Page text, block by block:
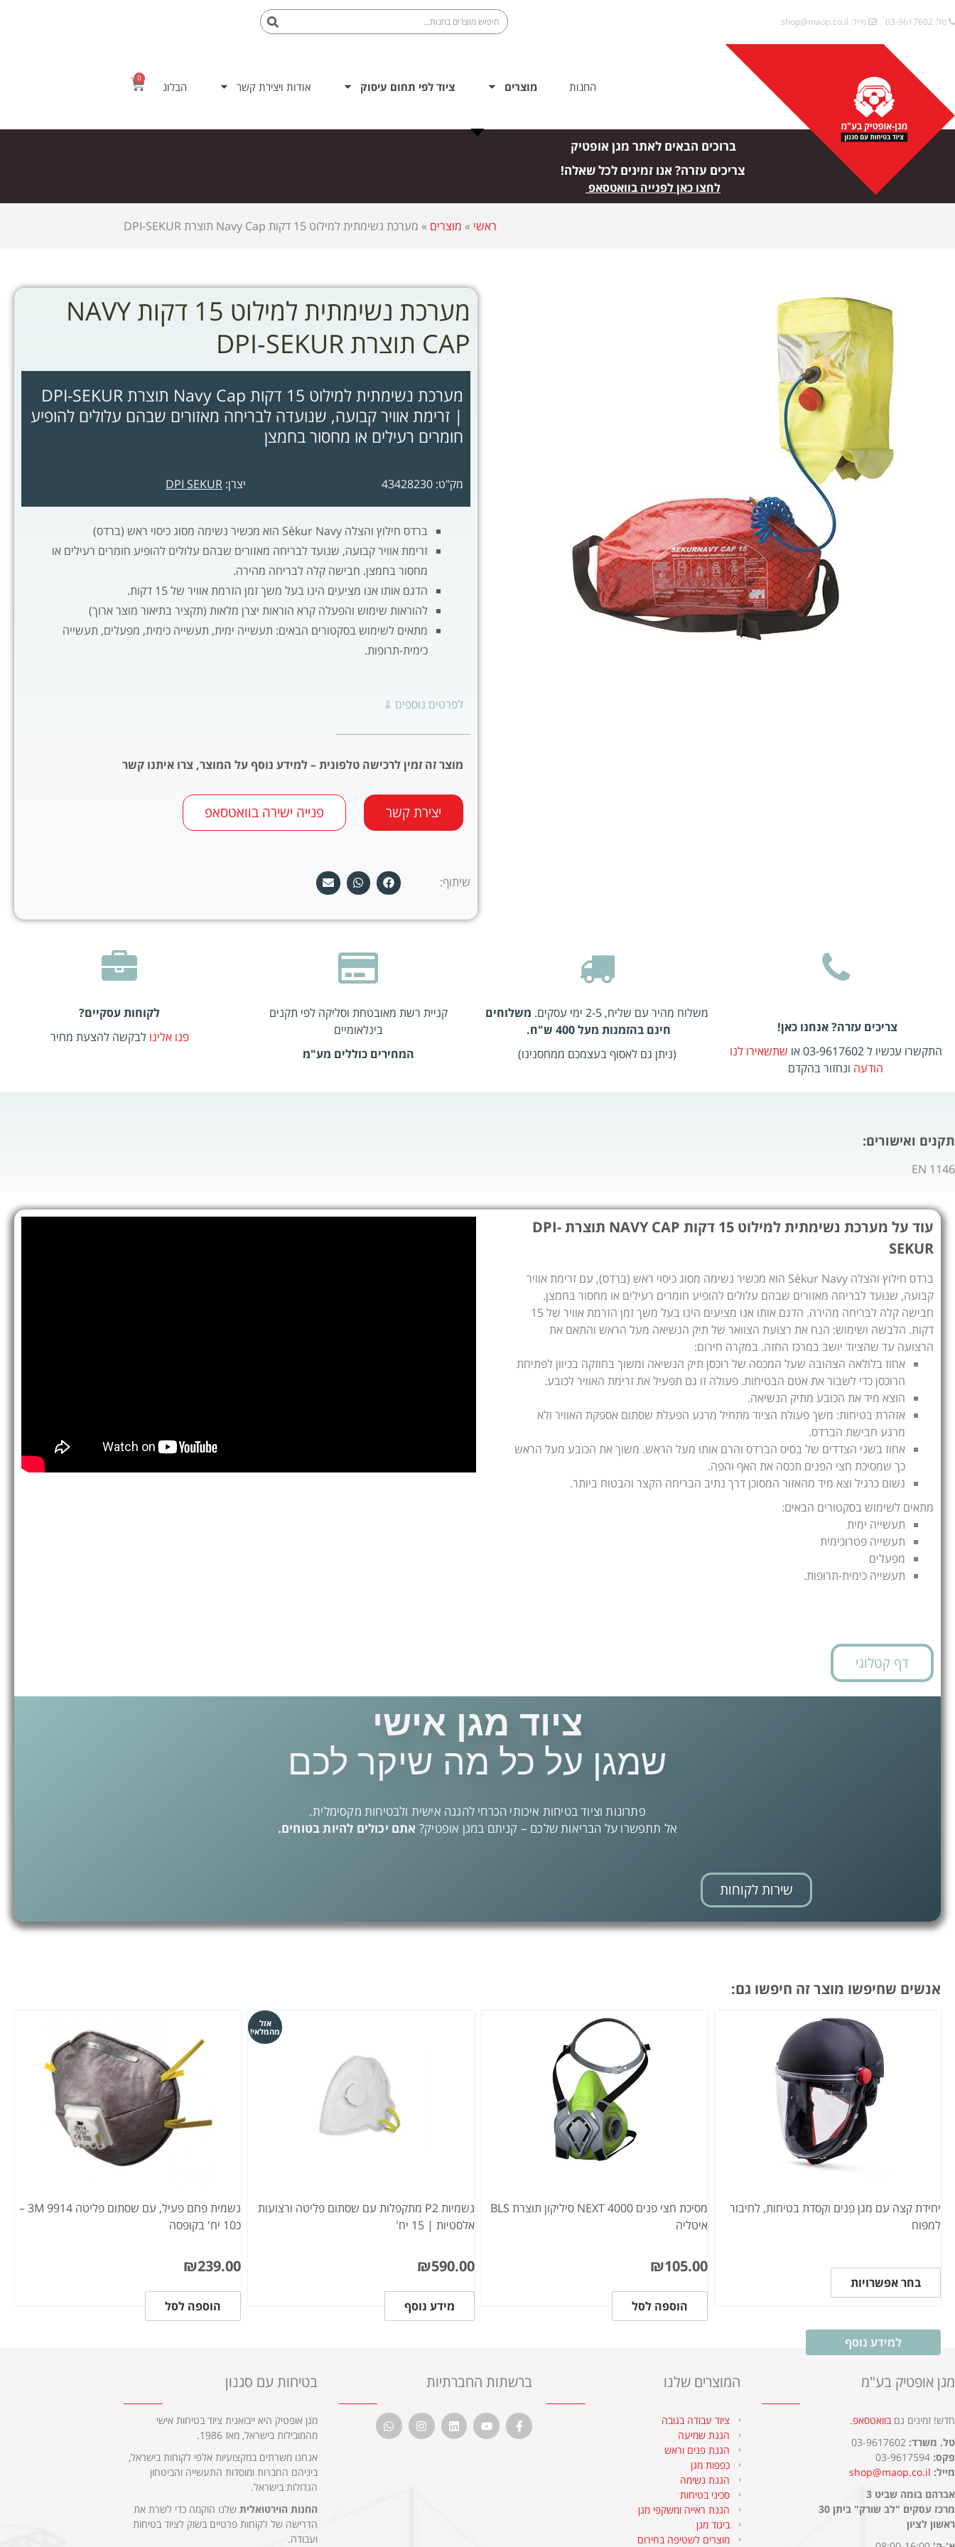
טל: 03-9617602 מייל: shop@maop.co.il
החנות מוצרים ציוד לפי תחום עיסוק אודות ויצירת קשר הבלוג
0
ברוכים הבאים לאתר מגן אופטיק
צריכים עזרה? אנו זמינים לכל שאלה!
לחצו כאן לפנייה בוואטסאפ
ראשי » מוצרים » מערכת נשימתית למילוט 15 דקות Navy Cap תוצרת DPI-SEKUR
מערכת נשימתית למילוט 15 דקות NAVY
CAP תוצרת DPI-SEKUR
מערכת נשימתית למילוט 15 דקות Navy Cap תוצרת DPI-SEKUR
| זרימת אוויר קבועה, שנועדה לבריחה מאזורים שבהם עלולים להופיע
חומרים רעילים או מחסור בחמצן
מק"ט: 43428230 יצרן: DPI SEKUR
ברדס חילוץ והצלה Sèkur Navy הוא מכשיר נשימה מסוג כיסוי ראש (ברדס)
זרימת אוויר קבועה, שנועד לבריחה מאזורים שבהם עלולים להופיע חומרים רעילים או
מחסור בחמצן. חבישה קלה לבריחה מהירה.
הדגם אותו אנו מציעים הינו בעל משך זמן הזרמת אוויר של 15 דקות.
להוראות שימוש והפעלה קרא הוראות יצרן מלאות (תקציר בתיאור מוצר ארוך)
מתאים לשימוש בסקטורים הבאים: תעשייה ימית, תעשייה כימית, מפעלים, תעשייה
כימית-תרופות.
לפרטים נוספים ⇓
מוצר זה זמין לרכישה טלפונית – למידע נוסף על המוצר, צרו איתנו קשר
יצירת קשר פנייה ישירה בוואטסאפ
שיתוף:
צריכים עזרה? אנחנו כאן!
התקשרו עכשיו ל 03-9617602 או
שתשאירו לנו
הודעה ונחזור בהקדם
משלוח מהיר עם שליח, 2-5 ימי עסקים.
משלוחים
חינם בהזמנות מעל 400 ש"ח.
(ניתן גם לאסוף בעצמכם ממחסנינו)
קניית רשת מאובטחת וסליקה לפי תקנים
בינלאומיים
המחירים כוללים מע"מ
לקוחות עסקיים?
פנו אלינו לבקשה להצעת מחיר
תקנים ואישורים:
EN 1146
עוד על מערכת נשימתית למילוט 15 דקות NAVY CAP תוצרת DPI-
SEKUR
ברדס חילוץ והצלה Sèkur Navy הוא מכשיר נשימה מסוג כיסוי ראש (ברדס), עם זרימת אוויר
קבועה, שנועד לבריחה מאזורים שבהם עלולים להופיע חומרים רעילים או מחסור בחמצן.
חבישה קלה לבריחה מהירה. הדגם אותו אנו מציעים הינו בעל משך זמן הזרמת אוויר של 15
דקות. הלבשה ושימוש: הנח את רצועת הצוואר של תיק הנשיאה מעל הראש והתאם את
הרצועה עד שהציוד יושב במרכז החזה. במקרה חירום:
אחוז בלולאה הצהובה שעל המכסה של רוכסן תיק הנשיאה ומשוך בחוזקה בכיוון לפתיחת
הרוכסן כדי לשבור את אטם הבטיחות. פעולה זו גם תפעיל את זרימת האוויר לכובע.
הוצא מיד את הכובע מתיק הנשיאה.
אזהרת בטיחות: משך פעולת הציוד מתחיל מרגע הפעלת שסתום אספקת האוויר ולא
מרגע חבישת הברדס.
אחוז בשני הצדדים של בסיס הברדס והרם אותו מעל הראש. משוך את הכובע מעל הראש
כך שמסיכת חצי הפנים תכסה את האף והפה.
נשום כרגיל וצא מיד מהאזור המסוכן דרך נתיב הבריחה הקצר והבטוח ביותר.
מתאים לשימוש בסקטורים הבאים:
תעשייה ימית
תעשייה פטרוכימית
מפעלים
תעשייה כימית-תרופות.
דף קטלוגי
ציוד מגן אישי
שמגן על כל מה שיקר לכם
פתרונות וציוד בטיחות איכותי הכרחי להגנה אישית ולבטיחות מקסימלית.
אל תתפשרו על הבריאות שלכם – קניתם במגן אופטיק? אתם יכולים להיות בטוחים.
שירות לקוחות
אנשים שחיפשו מוצר זה חיפשו גם:
יחידת קצה עם מגן פנים וקסדת בטיחות, לחיבור
למפוח
בחר אפשרויות
למידע נוסף
מסיכת חצי פנים 4000 NEXT סיליקון תוצרת BLS
איטליה
₪105.00
הוספה לסל
אזל
מהמלאי!
נשמיות P2 מתקפלות עם שסתום פליטה ורצועות
אלסטיות | 15 יח'
₪590.00
מידע נוסף
נשמית פחם פעיל, עם שסתום פליטה 3M 9914 –
כ10 יח' בקופסה
₪239.00
הוספה לסל
מגן אופטיק בע"מ
חדש! זמינים גםבוואטסאפ.​
טל. משרד: 03-9617602
פקס:
מייל: shop@maop.co.il
אברהם בומה שביט 3
מרכז עסקים "לב שורק" ביתן 30
ראשון לציון
המוצרים שלנו
ציוד עבודה בגובה
הגנת שמיעה
הגנת פנים וראש
כפפות מגן
הגנת נשימה
סכיני בטיחות
הגנת ראייה ומשקפי מגן
ביגוד מגן
מוצרים לשטיפה בחירום
ברשתות החברתיות בטיחות עם סגנון
מגן אופטיק היא ייבואנית ציוד בטיחות אישי
מהמובילות בישראל, מאז 1986.
אנחנו משרתים במקצועיות אלפי לקוחות בישראל,
ביניהם החברות ומוסדות התעשייה והביטחון
הגדולות בישראל.
החנות הוירטואליתשלנו הוקמה כדי לשרת את
הדרישה של לקוחות פרטיים בשוק לציוד בטיחות
ועבודה.